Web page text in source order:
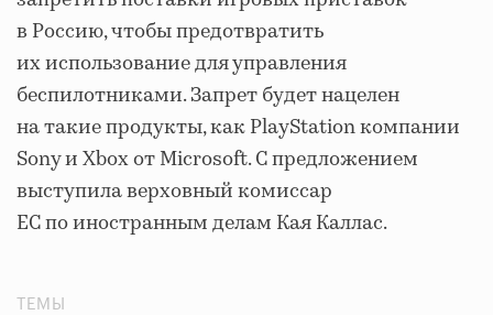
в Россию, чтобы предотвратить
их использование для управления
беспилотниками. Запрет будет нацелен
на такие продукты, как PlayStation компании
Sony и Xbox от Microsoft. С предложением
выступила верховный комиссар
ЕС по иностранным делам Кая Каллас.
ТЕМЫ